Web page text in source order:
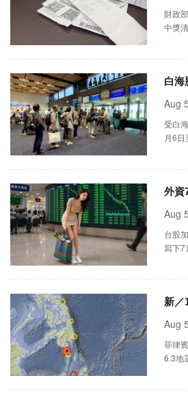
財政
中獎
白海
航班
Aug
受白
月6
外資
提款
Aug
台股
寫下7
新／
海規
Aug
菲律
6.3地